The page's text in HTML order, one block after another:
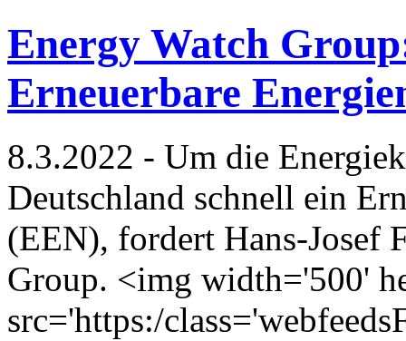
Energy Watch
Erneuerbare
8.3.2022 - Um die
Deutschland schnell ein
(EEN), fordert Hans-Josef
Group. <img width='500'
src='https:/